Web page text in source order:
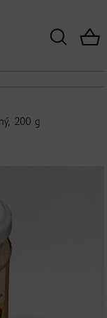
200 g